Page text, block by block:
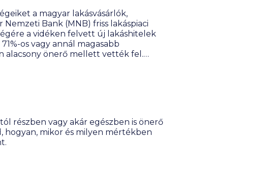
a magyar lakásvásárlók,
Bank (MNB) friss lakáspiaci
a vidéken felvett új lakáshitelek
os vagy annál magasabb
alacsony önerő mellett vették fel.
önerőben és a magas árakban
részben vagy akár egészben is önerő
hogyan, mikor és milyen mértékben